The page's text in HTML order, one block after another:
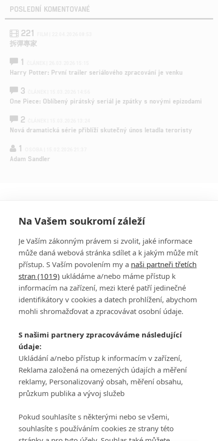
POSLEDNÍ KOMENTOVANÉ
221
拆彈專家
1
Harry Potter: První trailer seriálového zpracování je venku
3
One Piece: Oblíbený pirátský seriál je zpátky s novými epizodami
2
Nová dramatická série přiblíží skutečný únos letadla teroristy
1
Adam Sandler
PŘIHLÁSIT
REGISTROVAT
DISKUZE
Šéfredaktorkou webu jePetr Slavík, e-mailserialy@fandimefilmu.cz
Máte-li zájem o inzerci na našem webu napište nám na e-mail
studio@koncal.com
Ochrana osobních údajů|Zásady používání cookies |Pravidla webu
Upravit nastavení soukromí
Na Vašem soukromí záleží
Je Vaším zákonným právem si zvolit, jaké informace
může daná webová stránka sdílet a k jakým může mít
přístup. S Vaším povolením my a naši partneři třetích
stran (1019) ukládáme a/nebo máme přístup k
informacím na zařízení, mezi které patří jedinečné
identifikátory v cookies a datech prohlížení, abychom
mohli shromažďovat a zpracovávat osobní údaje.
S našimi partnery zpracováváme následující
údaje:
Ukládání a/nebo přístup k informacím v zařízení,
Reklama založená na omezených údajích a měření
reklamy, Personalizovaný obsah, měření obsahu,
průzkum publika a vývoj služeb
Pokud souhlasíte s některými nebo se všemi,
souhlasíte s používáním cookies ze strany této